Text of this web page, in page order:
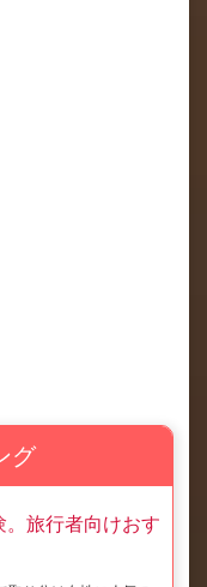
グ
。旅行者向けおす